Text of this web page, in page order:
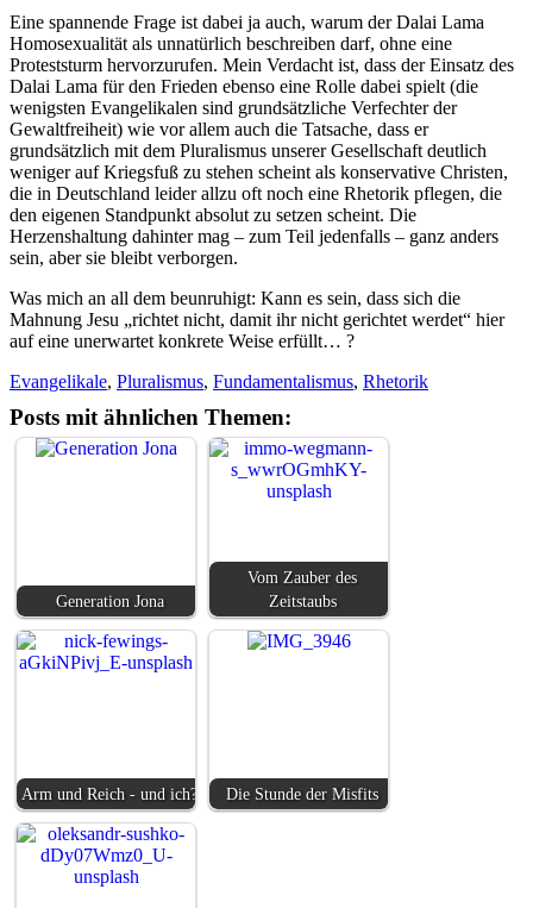
Eine spannende Frage ist dabei ja auch, warum der Dalai Lama
Homosexualität als unnatürlich beschreiben darf, ohne eine
Proteststurm hervorzurufen. Mein Verdacht ist, dass der Einsatz des
Dalai Lama für den Frieden ebenso eine Rolle dabei spielt (die
wenigsten Evangelikalen sind grundsätzliche Verfechter der
Gewaltfreiheit) wie vor allem auch die Tatsache, dass er
grundsätzlich mit dem Pluralismus unserer Gesellschaft deutlich
weniger auf Kriegsfuß zu stehen scheint als konservative Christen,
die in Deutschland leider allzu oft noch eine Rhetorik pflegen, die
den eigenen Standpunkt absolut zu setzen scheint. Die
Herzenshaltung dahinter mag – zum Teil jedenfalls – ganz anders
sein, aber sie bleibt verborgen.
Was mich an all dem beunruhigt: Kann es sein, dass sich die
Mahnung Jesu „richtet nicht, damit ihr nicht gerichtet werdet“ hier
auf eine unerwartet konkrete Weise erfüllt… ?
Evangelikale, Pluralismus, Fundamentalismus, Rhetorik
Posts mit ähnlichen Themen:
Generation Jona
Vom Zauber des
Zeitstaubs
Arm und Reich - und ich? Die Stunde der Misfits